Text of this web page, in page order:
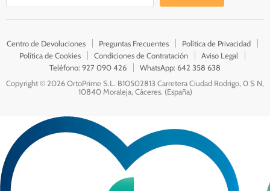
Centro de Devoluciones Preguntas Frecuentes
Política de Privacidad
Política de Cookies
Condiciones de Contratación
Aviso Legal
Teléfono: 927 090 426
WhatsApp: 642 358 638
Copyright © 2026 OrtoPrime S.L. B10502813 Carretera Ciudad Rodrigo, 0 S N,
10840 Moraleja, Cáceres. (España)